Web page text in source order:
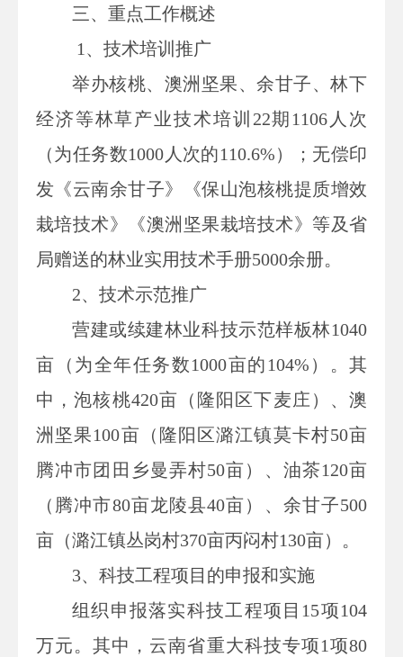
三、重点工作概述
1、 技术培训推广
举办核桃、澳洲坚果、余甘子、林下
经济等林草产业技术培训22期1106人次
（为任务数1000人次的110.6%）；无偿印
发《云南余甘子》《保山泡核桃提质增效
栽培技术》《澳洲坚果栽培技术》等及省
局赠送的林业实用技术手册5000余册。
2、技术示范推广
营建或续建林业科技示范样板林1040
亩（为全年任务数1000亩的104%）。其
中，泡核桃420亩（隆阳区下麦庄）、澳
洲坚果100亩（隆阳区潞江镇莫卡村50亩
腾冲市团田乡曼弄村50亩）、油茶120亩
（腾冲市80亩龙陵县40亩）、余甘子500
亩（潞江镇丛岗村370亩丙闷村130亩）。
3、科技工程项目的申报和实施
组织申报落实科技工程项目15项104
万元。其中，云南省重大科技专项1项80